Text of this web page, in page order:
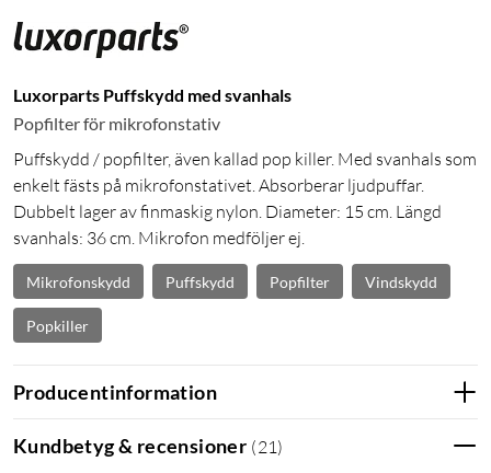
Luxorparts Puffskydd med svanhals
Popfilter för mikrofonstativ
Puffskydd / popfilter, även kallad pop killer. Med svanhals som
enkelt fästs på mikrofonstativet. Absorberar ljudpuffar.
Dubbelt lager av finmaskig nylon. Diameter: 15 cm. Längd
svanhals: 36 cm. Mikrofon medföljer ej.
Mikrofonskydd Puffskydd Popfilter Vindskydd
Popkiller
Producentinformation
Kundbetyg & recensioner (21 )